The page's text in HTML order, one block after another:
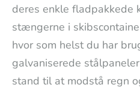
deres enkle fladpakkede
stængerne i
hvor som helst du har
galvaniserede
stand til at modstå regn